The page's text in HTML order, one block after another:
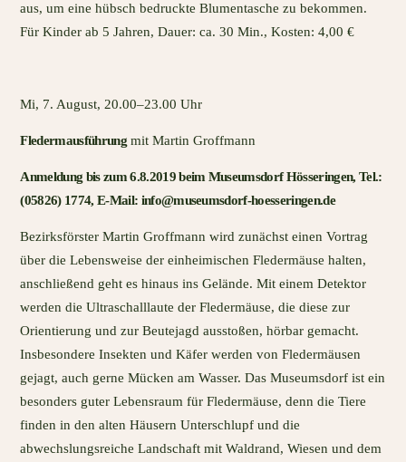
aus, um eine hübsch bedruckte Blumentasche zu bekommen.
Für Kinder ab 5 Jahren, Dauer: ca. 30 Min., Kosten: 4,00 €
Mi, 7. August, 20.00–23.00 Uhr
Fledermausführungmit Martin Groffmann
Anmeldung bis zum 6.8.2019 beim Museumsdorf Hösseringen, Tel.:
(05826) 1774, E-Mail: info@museumsdorf-hoesseringen.de
Bezirksförster Martin Groffmann wird zunächst einen Vortrag
über die Lebensweise der einheimischen Fledermäuse halten,
anschließend geht es hinaus ins Gelände. Mit einem Detektor
werden die Ultraschalllaute der Fledermäuse, die diese zur
Orientierung und zur Beutejagd ausstoßen, hörbar gemacht.
Insbesondere Insekten und Käfer werden von Fledermäusen
gejagt, auch gerne Mücken am Wasser. Das Museumsdorf ist ein
besonders guter Lebensraum für Fledermäuse, denn die Tiere
finden in den alten Häusern Unterschlupf und die
abwechslungsreiche Landschaft mit Waldrand, Wiesen und dem